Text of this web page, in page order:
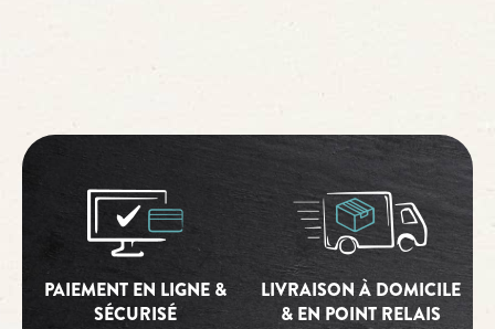
PAIEMENT EN LIGNE &
SÉCURISÉ
LIVRAISON À DOMICILE
& EN POINT RELAIS